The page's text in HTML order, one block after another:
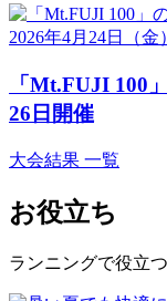
2026年4月24日 （金）
「Mt.FUJI 100
26日開催
大会結果 一覧
お役立ち
ランニングで役立